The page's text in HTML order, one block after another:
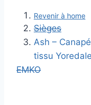
Revenir à home
Sièges
Ash –
tissu
EMKO